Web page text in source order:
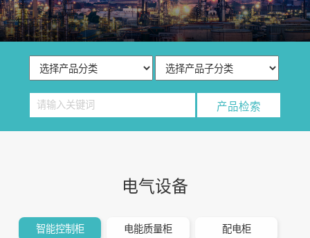
电气设备
智能控制柜 电能质量柜 配电柜